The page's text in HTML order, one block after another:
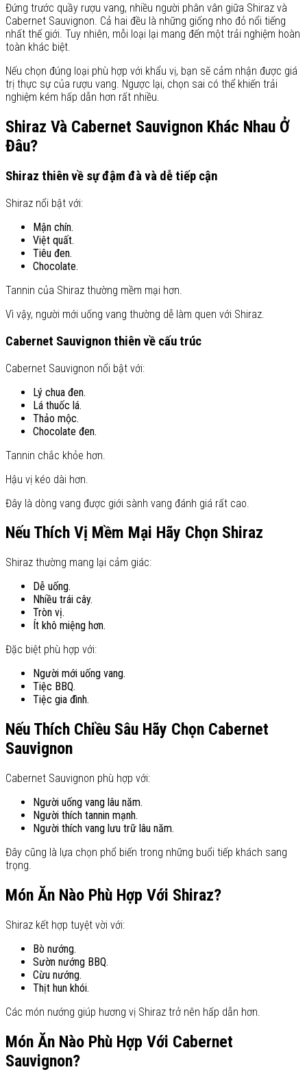
Đứng trước quầy rượu vang, nhiều người phân vân giữa Shiraz và
Cabernet Sauvignon. Cả hai đều là những giống nho đỏ nổi tiếng
nhất thế giới. Tuy nhiên, mỗi loại lại mang đến một trải nghiệm hoàn
toàn khác biệt.
Nếu chọn đúng loại phù hợp với khẩu vị, bạn sẽ cảm nhận được giá
trị thực sự của rượu vang. Ngược lại, chọn sai có thể khiến trải
nghiệm kém hấp dẫn hơn rất nhiều.
Shiraz Và Cabernet Sauvignon Khác Nhau Ở
Đâu?
Shiraz thiên về sự đậm đà và dễ tiếp cận
Shiraz nổi bật với:
Mận chín.
Việt quất.
Tiêu đen.
Chocolate.
Tannin của Shiraz thường mềm mại hơn.
Vì vậy, người mới uống vang thường dễ làm quen với Shiraz.
Cabernet Sauvignon thiên về cấu trúc
Cabernet Sauvignon nổi bật với:
Lý chua đen.
Lá thuốc lá.
Thảo mộc.
Chocolate đen.
Tannin chắc khỏe hơn.
Hậu vị kéo dài hơn.
Đây là dòng vang được giới sành vang đánh giá rất cao.
Nếu Thích Vị Mềm Mại Hãy Chọn Shiraz
Shiraz thường mang lại cảm giác:
Dễ uống.
Nhiều trái cây.
Tròn vị.
Ít khô miệng hơn.
Đặc biệt phù hợp với:
Người mới uống vang.
Tiệc BBQ.
Tiệc gia đình.
Nếu Thích Chiều Sâu Hãy Chọn Cabernet
Sauvignon
Cabernet Sauvignon phù hợp với:
Người uống vang lâu năm.
Người thích tannin mạnh.
Người thích vang lưu trữ lâu năm.
Đây cũng là lựa chọn phổ biến trong những buổi tiếp khách sang
trọng.
Món Ăn Nào Phù Hợp Với Shiraz?
Shiraz kết hợp tuyệt vời với:
Bò nướng.
Sườn nướng BBQ.
Cừu nướng.
Thịt hun khói.
Các món nướng giúp hương vị Shiraz trở nên hấp dẫn hơn.
Món Ăn Nào Phù Hợp Với Cabernet
Sauvignon?